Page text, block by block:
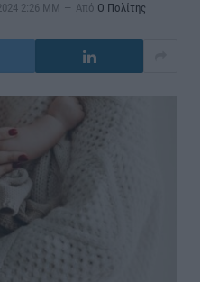
2:26 ΜΜ Από Ο Πολίτης